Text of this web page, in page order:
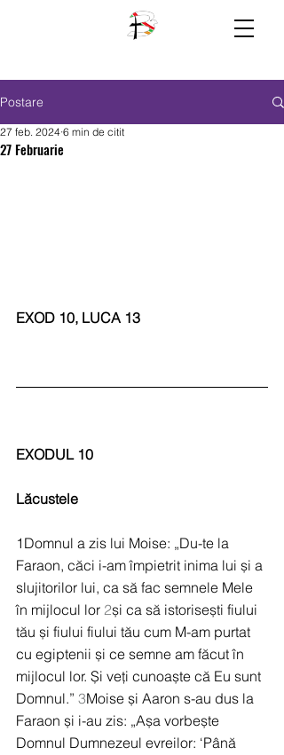
Postare
27 Februarie
27 feb. 2024 6 min de citit
EXOD 10, LUCA 13
EXODUL 10
Lăcustele
1Domnul a zis lui Moise: „Du-te la
Faraon, căci i-am împietrit inima lui și a
slujitorilor lui, ca să fac semnele Mele
în mijlocul lor 2și ca să istorisești fiului
tău și fiului fiului tău cum M-am purtat
cu egiptenii și ce semne am făcut în
mijlocul lor. Și veți cunoaște că Eu sunt
Domnul.” 3Moise și Aaron s-au dus la
Faraon și i-au zis: „Așa vorbește
Domnul Dumnezeul evreilor: ‘Până